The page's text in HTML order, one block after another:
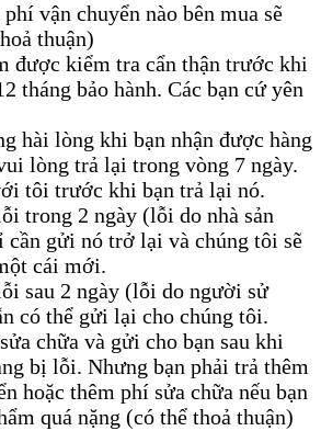
vận chuyển nào bên mua sẽ
thuận)
được kiểm tra cẩn thận trước khi
tháng bảo hành. Các bạn cứ yên
hài lòng khi bạn nhận được hàng
lòng trả lại trong vòng 7 ngày.
tôi trước khi bạn trả lại nó.
trong 2 ngày (lỗi do nhà sản
cần gửi nó trở lại và chúng tôi sẽ
cái mới.
sau 2 ngày (lỗi do người sử
có thể gửi lại cho chúng tôi.
chữa và gửi cho bạn sau khi
bị lỗi. Nhưng bạn phải trả thêm
hoặc thêm phí sửa chữa nếu bạn
quá nặng (có thể thoả thuận)